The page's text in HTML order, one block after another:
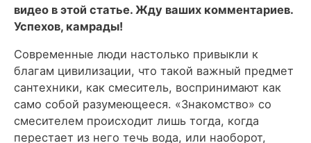
видео в этой статье. Жду ваших комментариев.
Успехов, камрады!
Современные люди настолько привыкли к
благам цивилизации, что такой важный предмет
сантехники, как смеситель, воспринимают как
само собой разумеющееся. «Знакомство» со
смесителем происходит лишь тогда, когда
перестает из него течь вода, или наоборот,